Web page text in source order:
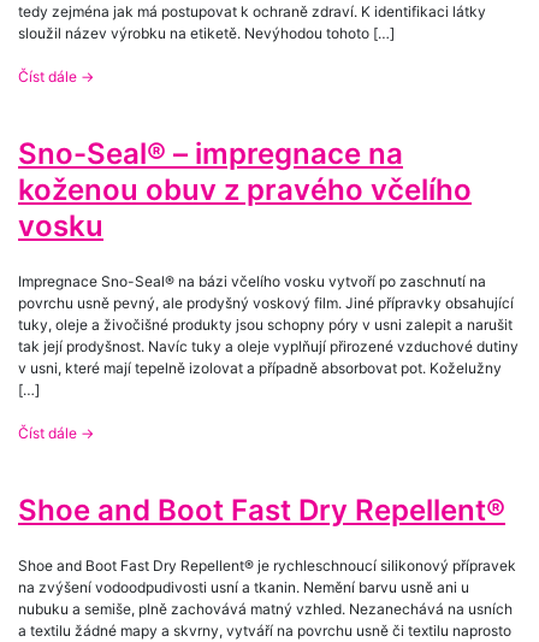
tedy zejména jak má postupovat k ochraně zdraví. K identifikaci látky
sloužil název výrobku na etiketě. Nevýhodou tohoto […]
Číst dále →
Sno-Seal® – impregnace na
koženou obuv z pravého včelího
vosku
Impregnace Sno-Seal® na bázi včelího vosku vytvoří po zaschnutí na
povrchu usně pevný, ale prodyšný voskový film. Jiné přípravky obsahující
tuky, oleje a živočišné produkty jsou schopny póry v usni zalepit a narušit
tak její prodyšnost. Navíc tuky a oleje vyplňují přirozené vzduchové dutiny
v usni, které mají tepelně izolovat a případně absorbovat pot. Koželužny
[…]
Číst dále →
Shoe and Boot Fast Dry Repellent®
Shoe and Boot Fast Dry Repellent® je rychleschnoucí silikonový přípravek
na zvýšení vodoodpudivosti usní a tkanin. Nemění barvu usně ani u
nubuku a semiše, plně zachovává matný vzhled. Nezanechává na usních
a textilu žádné mapy a skvrny, vytváří na povrchu usně či textilu naprosto